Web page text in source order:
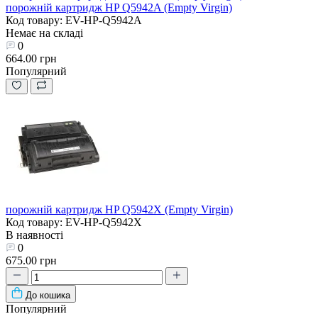
порожній картридж HP Q5942A (Empty Virgin)
Код товару: EV-HP-Q5942A
Немає на складі
0
664.00 грн
Популярний
порожній картридж HP Q5942X (Empty Virgin)
Код товару: EV-HP-Q5942X
В наявності
0
675.00 грн
До кошика
Популярний